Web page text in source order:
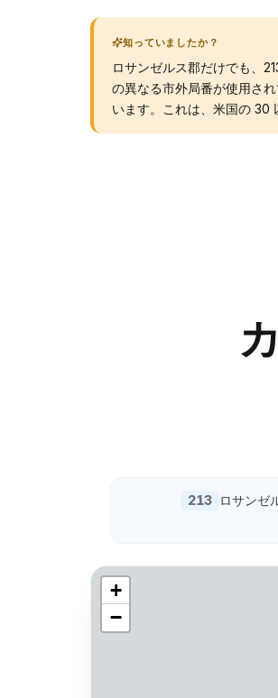
知っていましたか？
ロサンゼルス郡だけでも、
の異なる市外局番が使用さ
います。これは、米国の 30
213 ロサンゼ
+
−